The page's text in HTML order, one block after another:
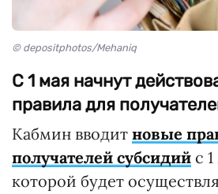
© depositphotos/Mehaniq
С 1 мая начнут
правила для
Кабмин вводит новые
получателей субсидий с
которой будет